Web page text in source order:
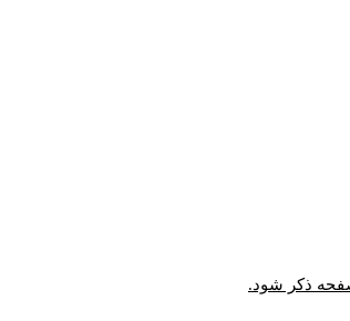
ذکر شود.